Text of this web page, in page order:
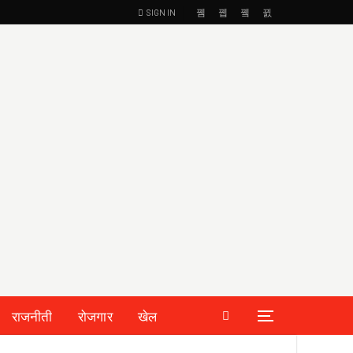
SIGN IN
राजनीती रोजगार
खेल